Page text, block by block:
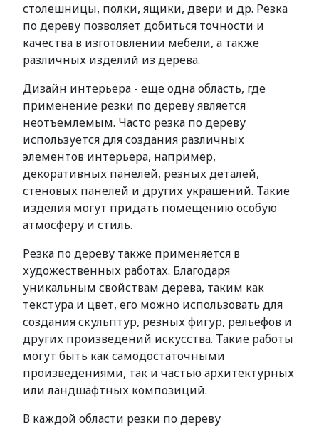
столешницы, полки, ящики, двери и др. Резка
по дереву позволяет добиться точности и
качества в изготовлении мебели, а также
различных изделий из дерева.
Дизайн интерьера - еще одна область, где
применение резки по дереву является
неотъемлемым. Часто резка по дереву
используется для создания различных
элементов интерьера, например,
декоративных панелей, резных деталей,
стеновых панелей и других украшений. Такие
изделия могут придать помещению особую
атмосферу и стиль.
Резка по дереву также применяется в
художественных работах. Благодаря
уникальным свойствам дерева, таким как
текстура и цвет, его можно использовать для
создания скульптур, резных фигур, рельефов и
других произведений искусства. Такие работы
могут быть как самодостаточными
произведениями, так и частью архитектурных
или ландшафтных композиций.
В каждой области резки по дереву